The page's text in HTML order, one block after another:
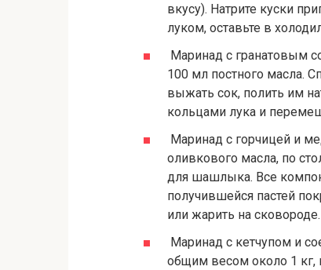
вкусу). Натрите куски
луком, оставьте в
Маринад с гранатовым
100 мл постного масла.
выжать сок, полить им
кольцами лука и
Маринад с горчицей и
оливкового масла, по
для шашлыка. Все
получившейся пастей
или жарить на
Маринад с кетчупом и
общим весом около 1 кг,